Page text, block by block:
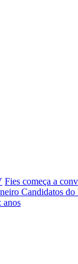
Fies começa a
Candidatos do
anos